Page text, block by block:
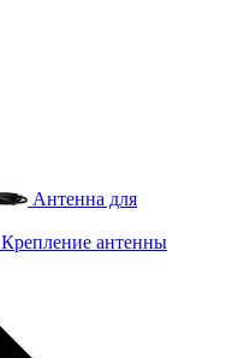
Антенна для
Крепление антенны